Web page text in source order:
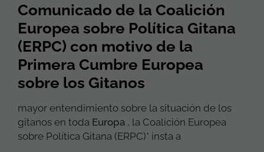
Comunicado de la Coalición
Europea sobre Política Gitana
(ERPC) con motivo de la
Primera Cumbre Europea
sobre los Gitanos
mayor entendimiento sobre la situación de los
gitanos en toda Europa , la Coalición Europea
sobre Política Gitana (ERPC)* insta a